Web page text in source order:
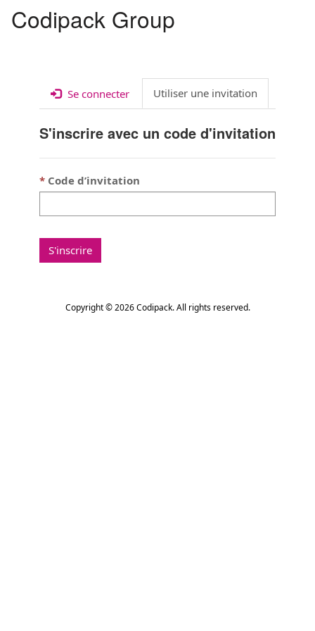
Codipack Group
Se connecter Utiliser une invitation
S'inscrire avec un code d'invitation
Code d’invitation
S'inscrire
Copyright © 2026 Codipack. All rights reserved.